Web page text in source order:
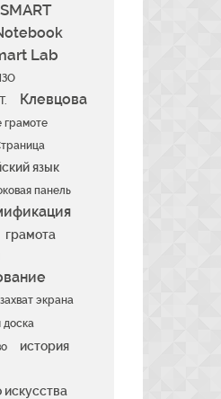
SMART
Lab
Клевцова
грамоте
язык
панель
грамота
захват экрана
доска
история
искусства